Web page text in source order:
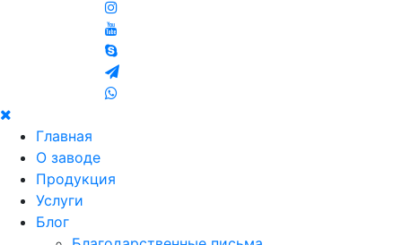
Главная
О заводе
Продукция
Услуги
Блог